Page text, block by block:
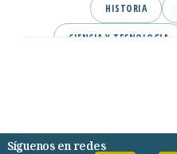
HISTORIA
CIENCIA Y TECNOLOGIA
Síguenos en redes